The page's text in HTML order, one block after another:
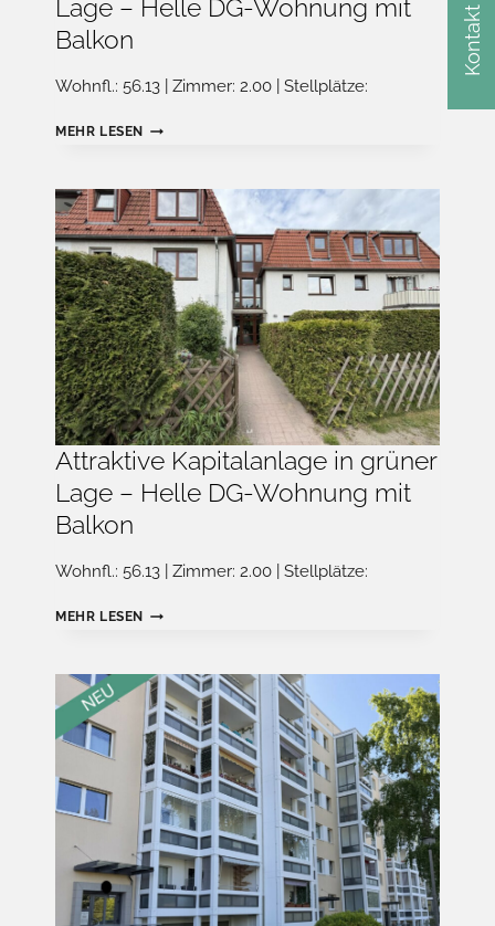
Kontakt
Lage – Helle DG-Wohnung mit
Balkon
Wohnfl.: 56.13 | Zimmer: 2.00 | Stellplätze:
MEHR LESEN
ATTRAKTIVE
GRÜNER
LAGE
–
HELLE
DG-
WOHNUNG
MIT
BALKON
Attraktive Kapitalanlage in grüner
Lage – Helle DG-Wohnung mit
Balkon
Wohnfl.: 56.13 | Zimmer: 2.00 | Stellplätze:
MEHR LESEN
ATTRAKTIVE
GRÜNER
LAGE
–
HELLE
DG-
WOHNUNG
MIT
BALKON